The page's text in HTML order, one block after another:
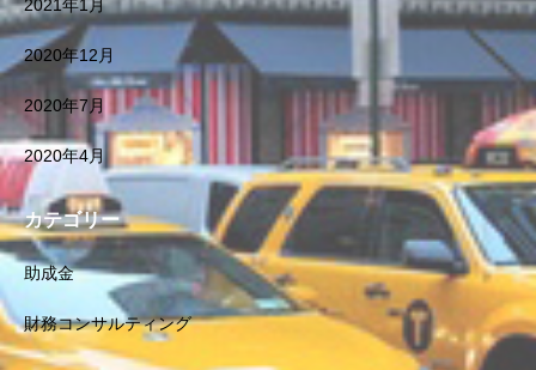
2021年1月
2020年12月
2020年7月
2020年4月
カテゴリー
助成金
財務コンサルティング